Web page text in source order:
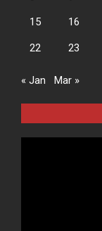
15 16
22 23
« Jan Mar »